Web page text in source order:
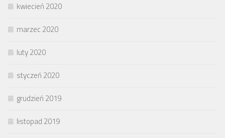
kwiecień 2020
marzec 2020
luty 2020
styczeń 2020
grudzień 2019
listopad 2019